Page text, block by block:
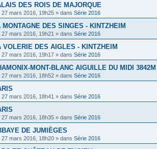
DES ROIS DE MAJORQUE
27 mars 2016, 19h25 » dans Série 2016
DES SINGES - KINTZHEIM
27 mars 2016, 19h21 » dans Série 2016
VOLERIE DES AIGLES - KINTZHEIM
27 mars 2016, 19h17 » dans Série 2016
MONT-BLANC AIGUILLE DU MIDI 3842M
27 mars 2016, 18h52 » dans Série 2016
27 mars 2016, 18h41 » dans Série 2016
27 mars 2016, 18h35 » dans Série 2016
DE JUMIÈGES
27 mars 2016, 18h20 » dans Série 2016